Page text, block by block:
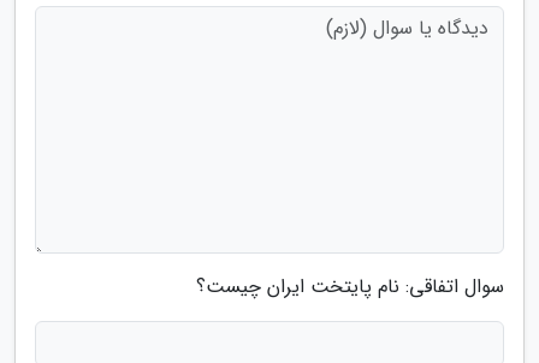
سوال اتفاقی: نام پایتخت ایران چیست؟